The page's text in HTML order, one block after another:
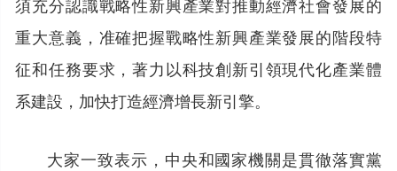
重大意義，准確把握戰略性新興產業發展的階段特
征和任務要求，著力以科技創新引領現代化產業體
系建設，加快打造經濟增長新引擎。
大家一致表示，中央和國家機關是貫徹落實黨